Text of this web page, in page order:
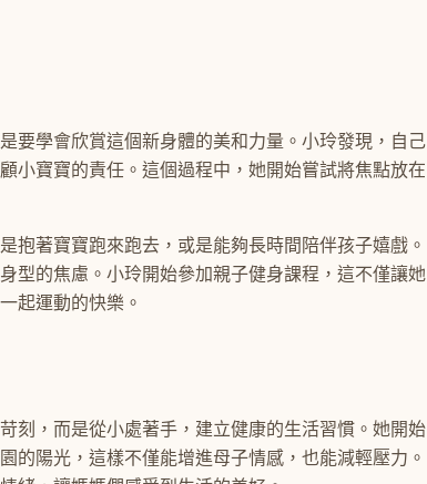
要學會欣賞這個新身體的美和力量。小玲發現，自己
小寶寶的責任。這個過程中，她開始嘗試將焦點放在
抱著寶寶跑來跑去，或是能夠長時間陪伴孩子嬉戲。
型的焦慮。小玲開始參加親子健身課程，這不僅讓她
起運動的快樂。
刻，而是從小處著手，建立健康的生活習慣。她開始
的陽光，這樣不僅能增進母子情感，也能減輕壓力。